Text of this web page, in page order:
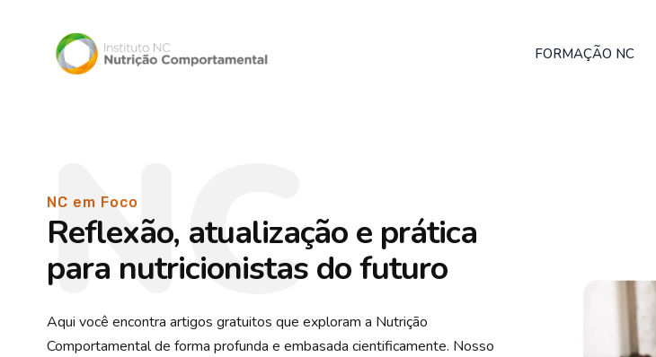
FORMAÇÃO NC
NC em Foco
NC
Reflexão, atualização e prática
para nutricionistas do futuro
Aqui você encontra artigos gratuitos que exploram a Nutrição
Comportamental de forma profunda e embasada cientificamente. Nosso